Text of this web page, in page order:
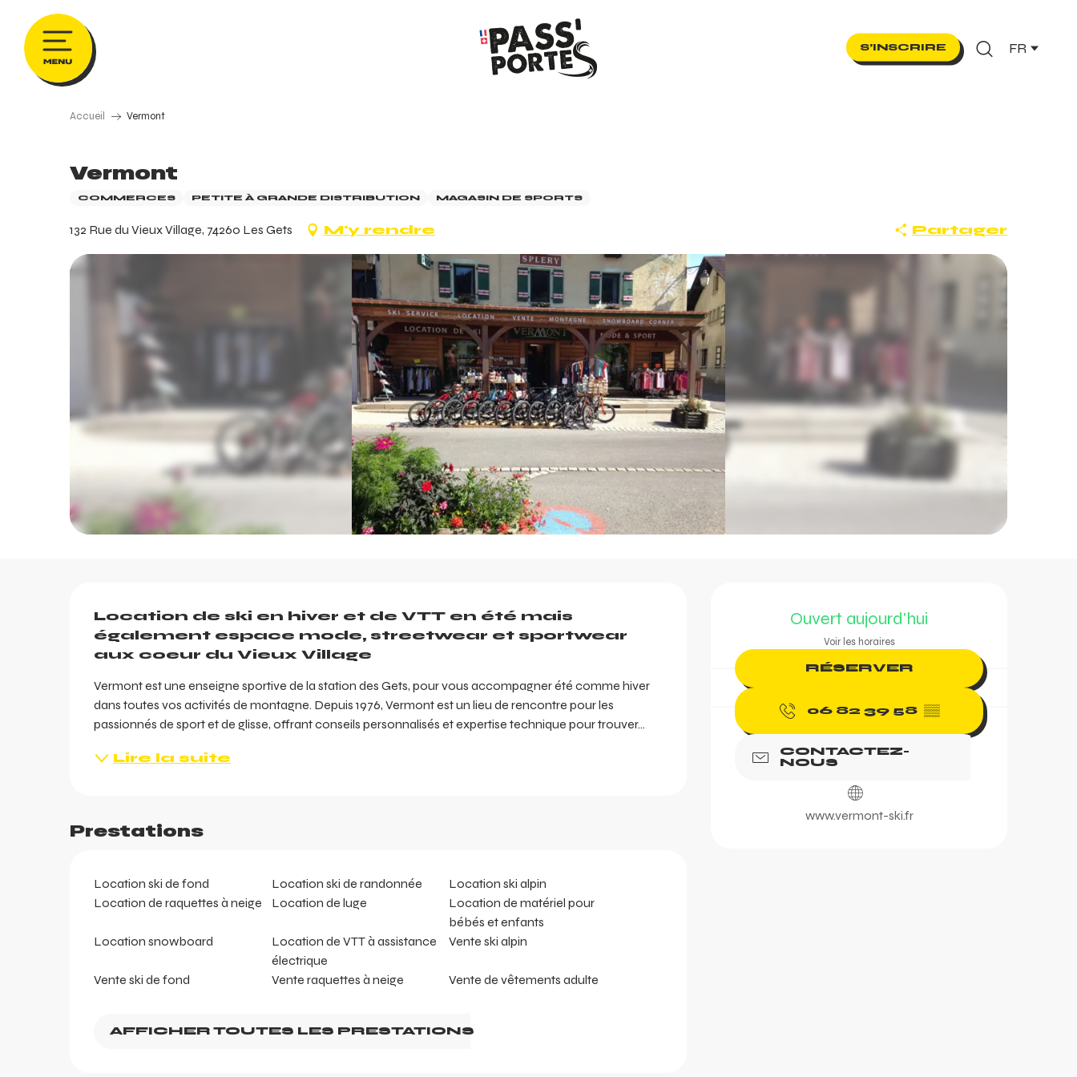
contenu
principal
S’INSCRIRE FR
Accueil Vermont
Vermont
COMMERCES PETITE À GRANDE DISTRIBUTION MAGASIN DE SPORTS
132 Rue du Vieux Village, 74260 Les Gets M'y rendre Partager
Ouvert aujourd'hui
Voir les horaires
RÉSERVER
06 82 39 58 ▒▒
CONTACTEZ-
NOUS
www.vermont-ski.fr
Location de ski en hiver et de VTT en été mais
également espace mode, streetwear et sportwear
aux coeur du Vieux Village
Vermont est une enseigne sportive de la station des Gets, pour vous accompagner été comme hiver
dans toutes vos activités de montagne. Depuis 1976, Vermont est un lieu de rencontre pour les
passionnés de sport et de glisse, offrant conseils personnalisés et expertise technique pour trouver...
Lire la suite
Prestations
Location ski de fond Location ski de randonnée
Location ski alpin
Location de raquettes à neige
Location de luge
Location de matériel pour
bébés et enfants
Location snowboard
Location de VTT à assistance
électrique
Vente ski alpin
Vente ski de fond Vente raquettes à neige Vente de vêtements adulte
AFFICHER TOUTES LES PRESTATIONS